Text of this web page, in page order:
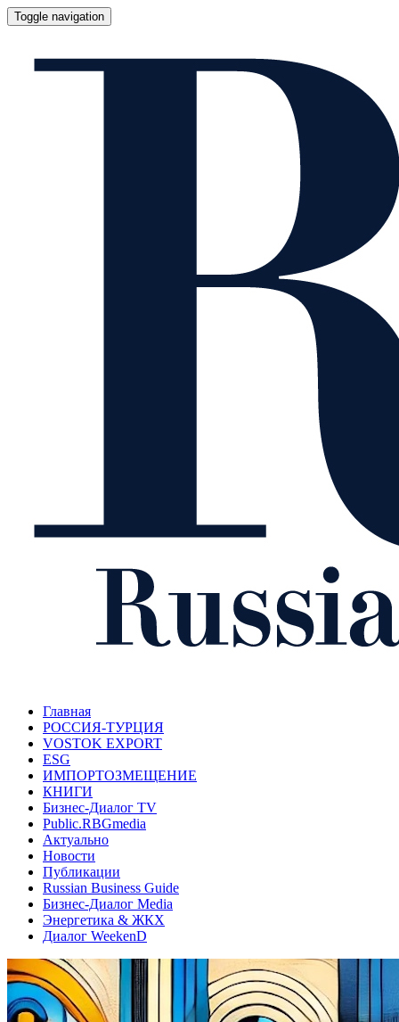
Toggle navigation
Главная
РОССИЯ-ТУРЦИЯ
VOSTOK EXPORT
ESG
ИМПОРТОЗМЕЩЕНИЕ
КНИГИ
Бизнес-Диалог TV
Public.RBGmedia
Актуально
Новости
Публикации
Russian Business Guide
Бизнес-Диалог Media
Энергетика & ЖКХ
Диалог WeekenD